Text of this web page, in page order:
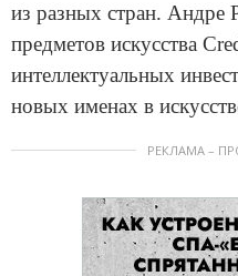
из разных стран. Андре
предметов искусства
интеллектуальных
новых именах в
РЕКЛАМА –